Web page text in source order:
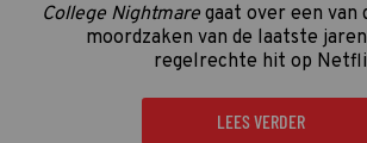
College Nightmaregaat over een van
moordzaken van de laatste
regelrechte hit op
LEES VERDER